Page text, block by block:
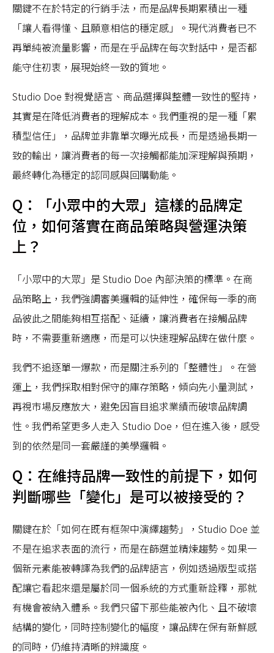
關鍵不在於特定的行銷手法，而是品牌長期累積出一種
「讓人看得懂、且願意相信的穩定感」。現代消費者已不
再單純被流量影響，而是在乎品牌在每次對話中，是否都
能守住初衷，展現始終一致的質地。
Studio Doe 對視覺語言、商品選擇與整體一致性的堅持，
其實是在降低消費者的理解成本。我們重視的是一種「累
積型信任」，品牌並非靠單次曝光成長，而是透過長期一
致的輸出，讓消費者的每一次接觸都能加深理解與預期，
最終轉化為穩定的認同感與回購動能。
Q：「小眾中的大眾」這樣的品牌定
位，如何落實在商品策略與營運決策
上？
「小眾中的大眾」是 Studio Doe 內部決策的標準。在商
品策略上，我們強調審美邏輯的延伸性，確保每一季的商
品彼此之間能夠相互搭配、延續，讓消費者在接觸品牌
時，不需要重新適應，而是可以快速理解品牌在做什麼。
我們不追逐單一爆款，而是關注系列的「整體性」。在營
運上，我們採取相對保守的庫存策略，傾向先小量測試，
再視市場反應放大，避免因盲目追求業績而破壞品牌調
性。我們希望更多人走入 Studio Doe，但在進入後，感受
到的依然是同一套嚴謹的美學邏輯。
Q：在維持品牌一致性的前提下，如何
判斷哪些「變化」是可以被接受的？
關鍵在於「如何在既有框架中演繹趨勢」，Studio Doe 並
不是在追求表面的流行，而是在篩選並精煉趨勢。如果一
個新元素能被轉譯為我們的品牌語言，例如透過版型或搭
配讓它看起來還是屬於同一個系統的方式重新詮釋，那就
有機會被納入體系。我們只留下那些能被內化、且不破壞
結構的變化，同時控制變化的幅度，讓品牌在保有新鮮感
的同時，仍維持清晰的辨識度。